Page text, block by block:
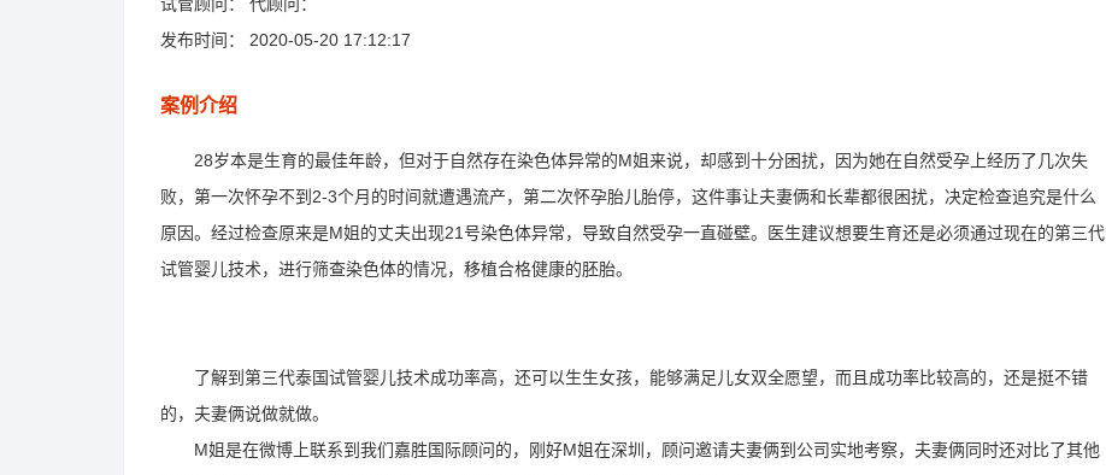
发布时间：
2020-05-20 17:12:17
案例介绍
28岁本是生育的最佳年龄，但对于自然存在染色体异常的M姐来说，却感到十分困扰，因为她在自然受孕上经历了几次失
败，第一次怀孕不到2-3个月的时间就遭遇流产，第二次怀孕胎儿胎停，这件事让夫妻俩和长辈都很困扰，决定检查追究是什么
原因。经过检查原来是M姐的丈夫出现21号染色体异常，导致自然受孕一直碰壁。医生建议想要生育还是必须通过现在的第三代
试管婴儿技术，进行筛查染色体的情况，移植合格健康的胚胎。
了解到第三代泰国试管婴儿技术成功率高，还可以生生女孩，能够满足儿女双全愿望，而且成功率比较高的，还是挺不错
的，夫妻俩说做就做。
M姐是在微博上联系到我们嘉胜国际顾问的，刚好M姐在深圳，顾问邀请夫妻俩到公司实地考察，夫妻俩同时还对比了其他